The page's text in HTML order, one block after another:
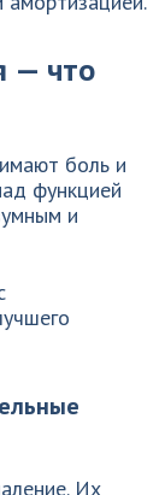
— что
боль и
функцией
и
Их